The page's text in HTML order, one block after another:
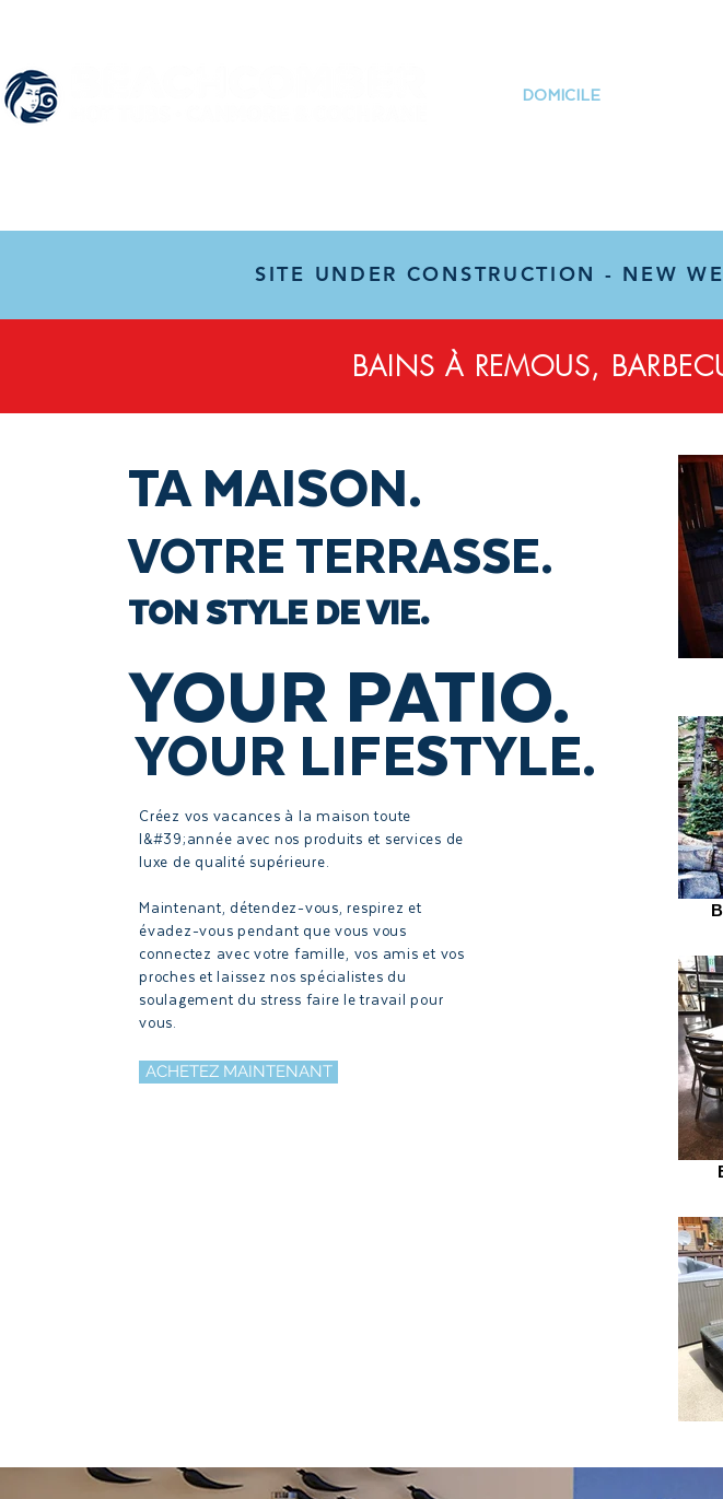
DOMICILE
SITE UNDER CONSTRUCTION - NEW
BAINS À REMOUS,
Créez vos vacances à la maison toute
l&#39;année avec nos produits et services de
luxe de qualité supérieure.
Maintenant, détendez-vous, respirez et
évadez-vous pendant que vous vous
connectez avec votre famille, vos amis et vos
proches et laissez nos spécialistes du
soulagement du stress faire le travail pour
vous.
ACHETEZ MAINTENANT
TA MAISON.
VOTRE TERRASSE.
TON STYLE DE VIE.
YOUR PATIO.
YOUR LIFESTYLE.